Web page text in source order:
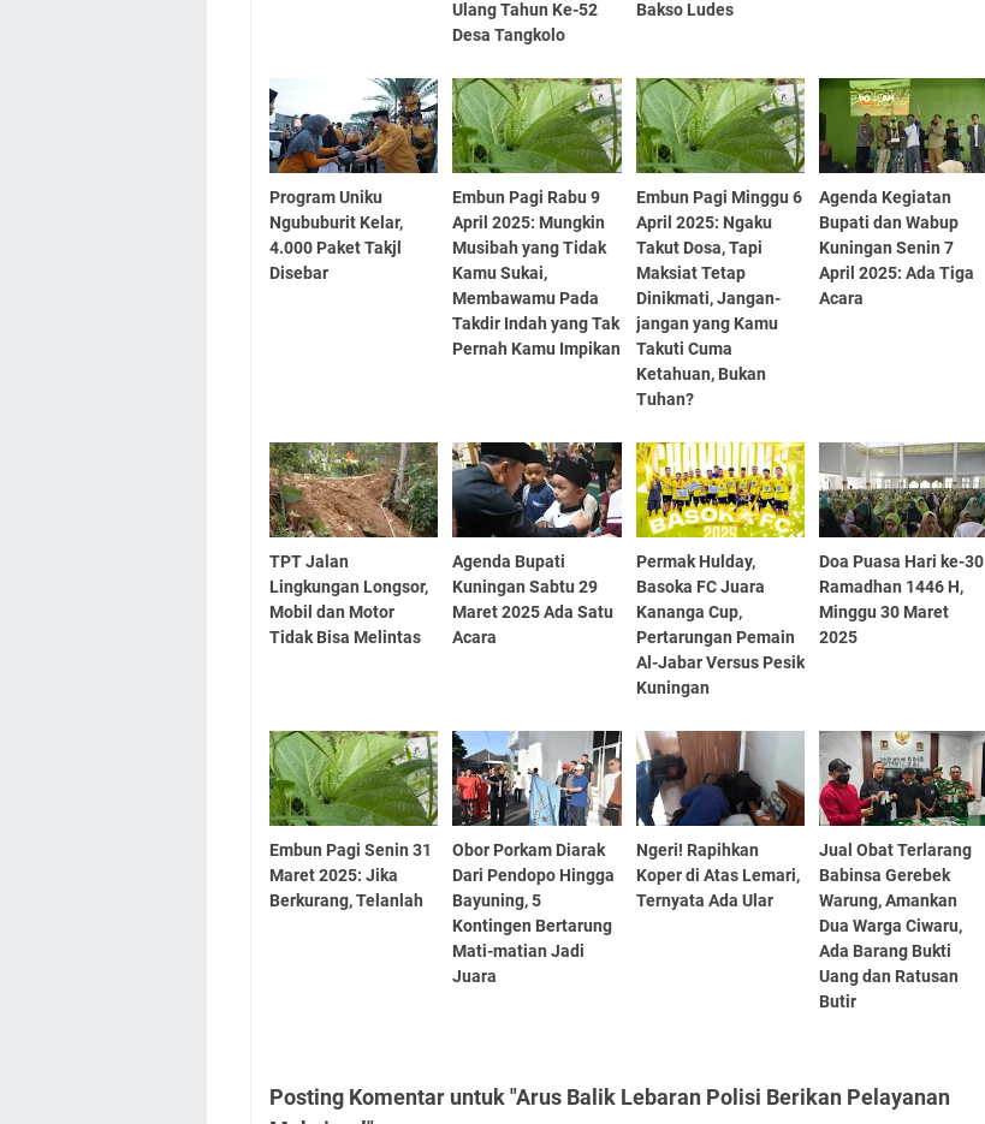
Ulang Tahun Ke-52
Desa Tangkolo
Bakso Ludes
Program Uniku
Ngububurit Kelar,
4.000 Paket Takjl
Disebar
Embun Pagi Rabu 9
April 2025: Mungkin
Musibah yang Tidak
Kamu Sukai,
Membawamu Pada
Takdir Indah yang Tak
Pernah Kamu Impikan
Embun Pagi Minggu 6
April 2025: Ngaku
Takut Dosa, Tapi
Maksiat Tetap
Dinikmati, Jangan-
jangan yang Kamu
Takuti Cuma
Ketahuan, Bukan
Tuhan?
Agenda Kegiatan
Bupati dan Wabup
Kuningan Senin 7
April 2025: Ada Tiga
Acara
TPT Jalan
Lingkungan Longsor,
Mobil dan Motor
Tidak Bisa Melintas
Agenda Bupati
Kuningan Sabtu 29
Maret 2025 Ada Satu
Acara
Permak Hulday,
Basoka FC Juara
Kananga Cup,
Pertarungan Pemain
Al-Jabar Versus Pesik
Kuningan
Doa Puasa Hari ke-30
Ramadhan 1446 H,
Minggu 30 Maret
2025
Embun Pagi Senin 31
Maret 2025: Jika
Berkurang, Telanlah
Obor Porkam Diarak
Dari Pendopo Hingga
Bayuning, 5
Kontingen Bertarung
Mati-matian Jadi
Juara
Ngeri! Rapihkan
Koper di Atas Lemari,
Ternyata Ada Ular
Jual Obat Terlarang
Babinsa Gerebek
Warung, Amankan
Dua Warga Ciwaru,
Ada Barang Bukti
Uang dan Ratusan
Butir
Posting Komentar untuk "Arus Balik Lebaran Polisi Berikan Pelayanan